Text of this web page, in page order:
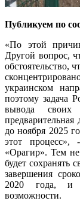
Публикуем по
«По этой
Другой вопрос,
обстоятельство,
украинском
поэтому задача
вывода
до ноября 2025
этот
«Орагир». Тем не
будет сохранять
завершения
2020 года, и
возможности.